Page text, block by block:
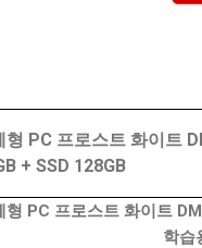
형 PC 프로스트 화이트
+ SSD 128GB
형 PC 프로스트 화이트
학습